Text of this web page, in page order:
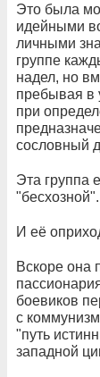
Это была
идейными
личными
группе
надел, но
пребывая в
при
сословный
Эта группа
"бесхозной".
И её
Вскоре она
боевиков
с
"путь
западной